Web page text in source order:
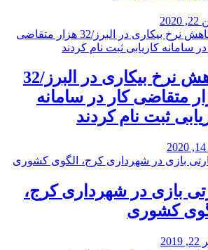
کاهش نرخ بیکاری در البرز/32
متقاضی کار در سامانه
ثبت نام کردند
بازی در شهرداری کرج،
کشوری